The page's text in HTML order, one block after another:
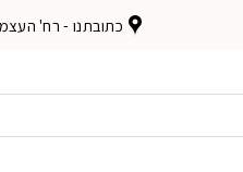
כתובתנו - רח' העצמאות